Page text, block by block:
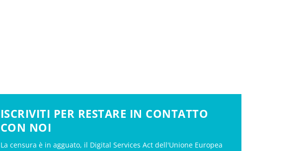
ISCRIVITI PER RESTARE IN CONTATTO
CON NOI
La censura è in agguato, il Digital Services Act dell'Unione Europea